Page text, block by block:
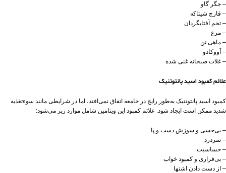
– جگر گاو
– قارچ شیتاکه
– تخم آفتابگردان
– مرغ
– ماهی تن
– آووکادو
– غلات صبحانه غنی شده
علائم کمبود اسید پانتوتنیک
کمبود اسید پانتوتنیک به‌طور رایج در جامعه اتفاق نمی‌افتد، اما در شرایطی مانند سوءتغذیه
شدید ممکن است ایجاد شود. علائم کمبود این ویتامین شامل موارد زیر می‌شود:
– بی‌حسی و سوزش دست و پا
– سردرد
– حساسیت
– بی‌قراری و کمبود خواب
– از دست دادن اشتها